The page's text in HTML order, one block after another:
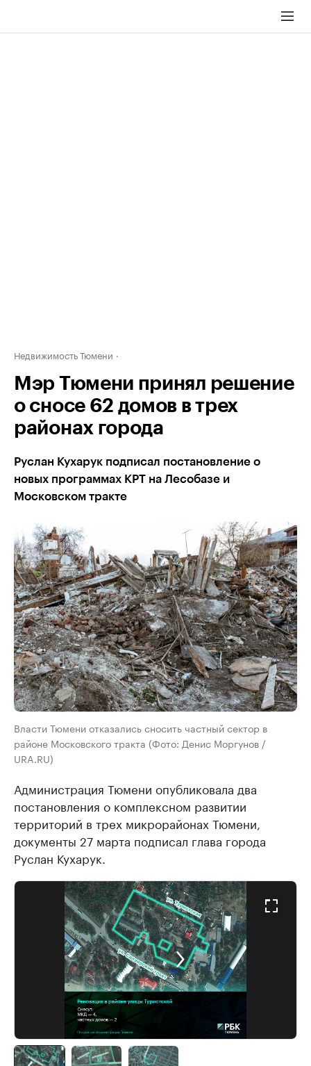
Недвижимость Тюмени
Мэр Тюмени принял решение
о сносе 62 домов в трех
районах города
Руслан Кухарук подписал постановление о
новых программах КРТ на Лесобазе и
Московском тракте
Власти Тюмени отказались сносить частный сектор в
районе Московского тракта (Фото: Денис Моргунов /
URA.RU)
Администрация Тюмени опубликовала два
постановления о комплексном развитии
территорий в трех микрорайонах Тюмени,
документы 27 марта подписал глава города
Руслан Кухарук.